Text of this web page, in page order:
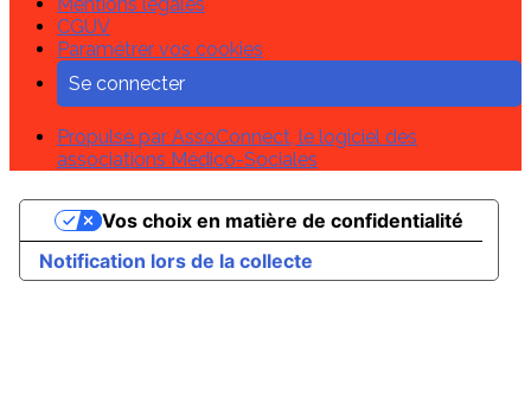
CGUV
Paramétrer vos cookies
Se connecter
Propulsé par AssoConnect, le logiciel des
associations Médico-Sociales
Notification lors de la collecte
Vos choix en matière de confidentialité